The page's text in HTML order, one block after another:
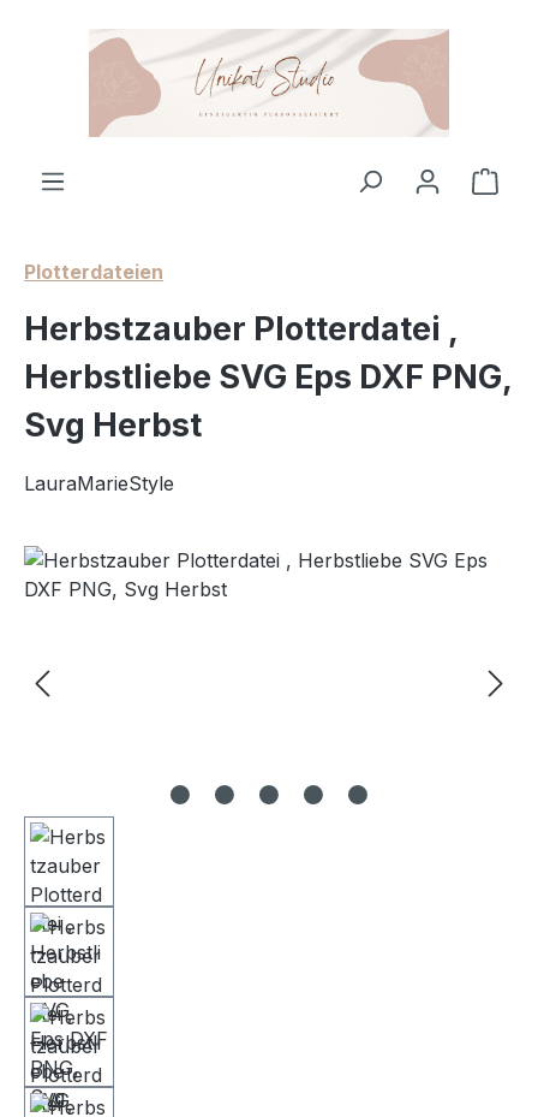
Zum Hauptinhalt springen
Plotterdateien
Herbstzauber Plotterdatei ,
Herbstliebe SVG Eps DXF PNG,
Svg Herbst
LauraMarieStyle
Bildergalerie überspringen